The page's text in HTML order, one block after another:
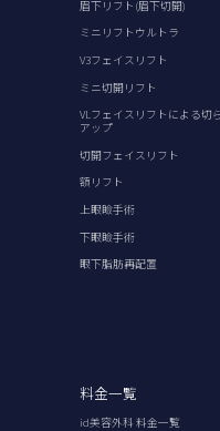
眉下リフト(眉下切開)
ミニリフトウルトラ
V3フェイスリフト
ミニ切開リフト
VLフェイスリフトによる切
アップ
切開フェイスリフト
額リフト
上眼瞼手術
下眼瞼手術
眼下脂肪再配置
料金一覧
id美容外科 料金一覧